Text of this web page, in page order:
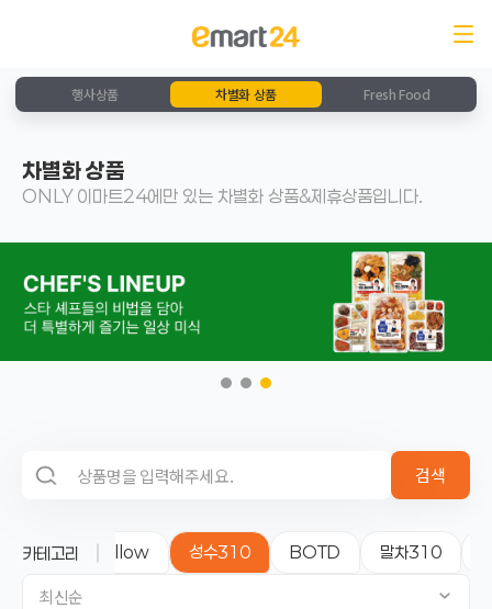
행사상품 차별화 상품 Fresh Food
차별화 상품
ONLY 이마트24에만 있는 차별화 상품&제휴상품입니다.
검색 영역
검색
카테고리
디저트 yellow 성수310 BOTD 말차310
최신순